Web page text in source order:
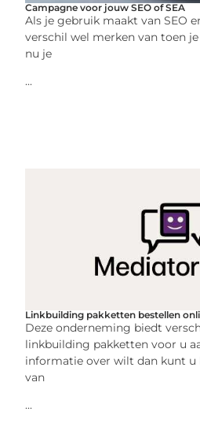
Campagne voor jouw SEO of SEA
Als je gebruik maakt van SEO
verschil wel merken van toen
nu je
...
Linkbuilding pakketten bestellen
Deze onderneming biedt
linkbuilding pakketten voor u
informatie over wilt dan kunt u
van
...